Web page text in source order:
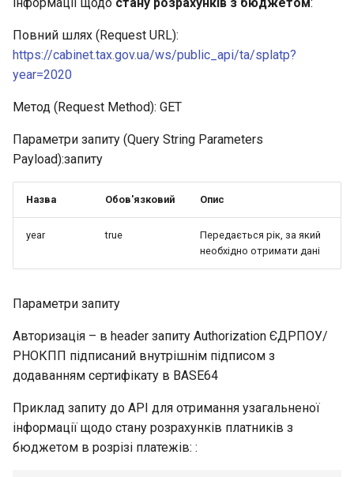
Повний шлях (Request URL):
https://cabinet.tax.gov.ua/ws/public_api/ta/splatp?
year=2020
Метод (Request Method): GET
Параметри запиту (Query String Parameters
Payload):запиту
Назва Обов'язковий Опис
year true
Передається рік, за який
необхідно отримати дані
Параметри запиту
Авторизація – в header запиту Authorization ЄДРПОУ/
РНОКПП підписаний внутрішнім підписом з
додаванням сертифікату в BASE64
Приклад запиту до API для отримання узагальненої
інформації щодо стану розрахунків платників з
бюджетом в розрізі платежів: :